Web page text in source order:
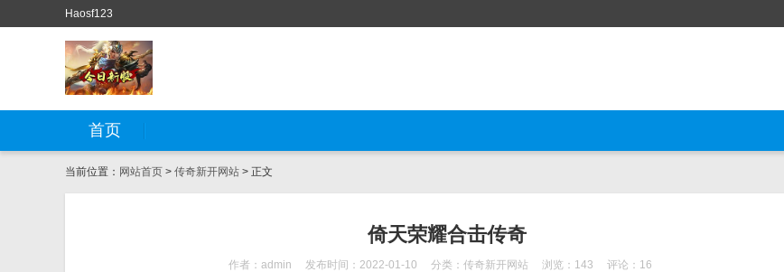
Haosf123
首页
当前位置： 网站首页 > 传奇新开网站 > 正文
倚天荣耀合击传奇
作者：admin 发布时间：2022-01-10 分类： 传奇新开网站 浏览：143 评论：16